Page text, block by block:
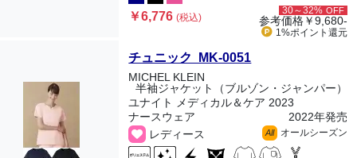
￥6,776(税込)
30～32% OFF
参考価格￥9,680-
1%ポイント 還元
チュニック MK-0051
MICHEL KLEIN
半袖ジャケット（ブルゾン・ジャンパー）
ユナイト メディカル＆ケア 2023
ナースウェア
2022年発売
レディース
All オールシーズン